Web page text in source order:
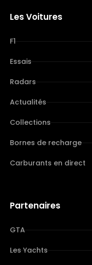
Les Voitures
F1
Essais
Radars
Actualités
Collections
Bornes de recharge
Carburants en direct
Partenaires
GTA
Les Yachts